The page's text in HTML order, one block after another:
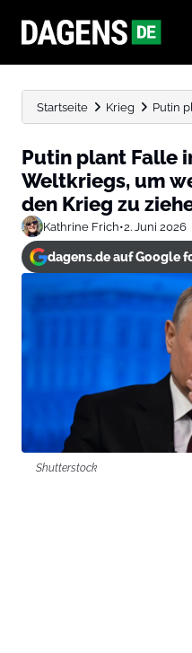
Startseite Krieg Putin
Putin plant Falle
Weltkriegs, um
den Krieg zu
Kathrine Frich•2. Juni 2026
dagens.de auf Google
Shutterstock